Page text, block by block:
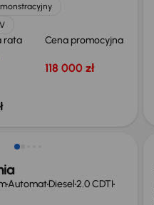
rata Cena promocyjna
118 000 zł
AutomatDiesel2.0 CDTI